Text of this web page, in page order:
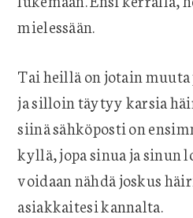
mielessään.
Tai heillä on jotain muuta
ja silloin täytyy karsia
siinä sähköposti on
kyllä, jopa sinua ja sinun
voidaan nähdä joskus
asiakkaitesi kannalta.